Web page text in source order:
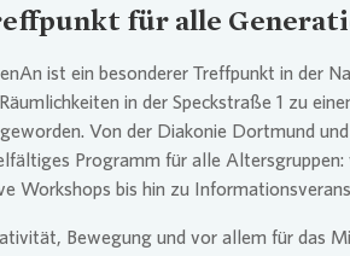
für alle
ist ein besonderer Treffpunkt in der
in der Speckstraße 1 zu
Von der Diakonie Dortmund und
Programm für alle Altersgruppen:
Workshops bis hin zu
Bewegung und vor allem für das